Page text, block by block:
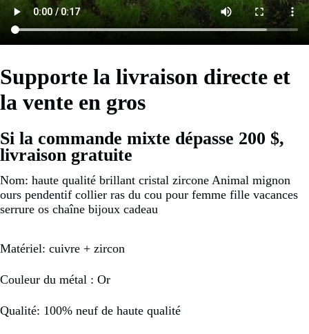
Supporte la livraison directe et
la vente en gros
Si la commande mixte dépasse 200 $,
livraison gratuite
Nom: haute qualité brillant cristal zircone Animal mignon
ours pendentif collier ras du cou pour femme fille vacances
serrure os chaîne bijoux cadeau
Matériel: cuivre + zircon
Couleur du métal : Or
Qualité: 100% neuf de haute qualité